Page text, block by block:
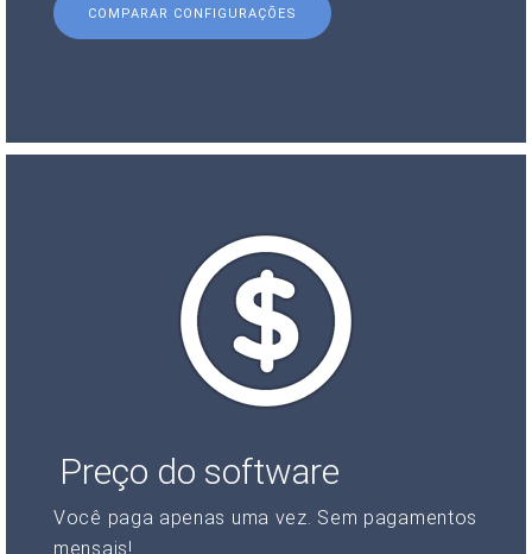
COMPARAR CONFIGURAÇÕES
Preço do software
Você paga apenas uma vez. Sem pagamentos
mensais!